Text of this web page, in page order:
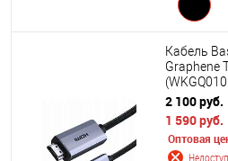
Кабель
Graphene
2 100 руб.
1 590 руб.
Оптовая